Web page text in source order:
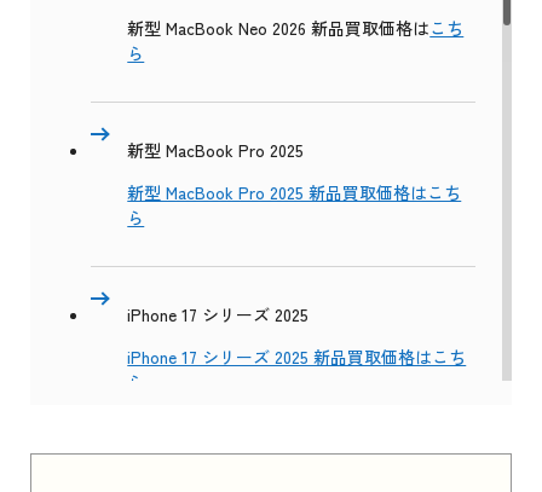
新型 MacBook Neo 2026 新品買取価格はこち
ら
新型 MacBook Pro 2025
新型 MacBook Pro 2025 新品買取価格はこち
ら
iPhone 17 シリーズ 2025
iPhone 17 シリーズ 2025 新品買取価格はこち
ら